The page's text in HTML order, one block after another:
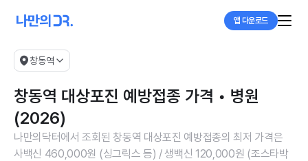
앱 다운로드
창동역
창동역 대상포진 예방접종 가격 • 병원
(2026)
나만의닥터에서 조회된 창동역 대상포진 예방접종의 최저 가격은
사백신 460,000원 (싱그릭스 등) / 생백신 120,000원 (조스타박